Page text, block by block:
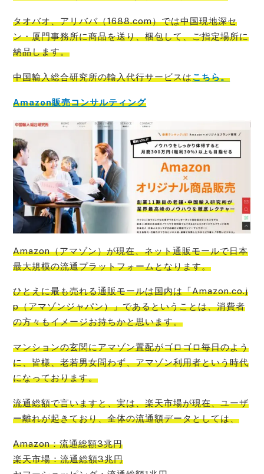
タオバオ、アリババ（1688.com）では中国現地深セ
ン・厦門事務所に商品を送り、梱包して、ご指定場所に
納品します。
中国輸入総合研究所の輸入代行サービスはこちら。
Amazon販売コンサルティング
Amazon（アマゾン）が現在、ネット通販モールで日本
最大規模の流通プラットフォームとなります。
ひとえに最も売れる通販モールは国内は「Amazon.co.j
p（アマゾンジャパン）」であるということは、消費者
の方々もイメージお持ちかと思います。
マンションの玄関にアマゾン置配がゴロゴロ毎日のよう
に、皆様、老若男女問わず、アマゾン利用者という時代
になっております。
流通総額で言いますと、実は、楽天市場が現在、ユーザ
ー離れが起きており、全体の流通額データとしては、
Amazon：流通総額3兆円
楽天市場：流通総額3兆円